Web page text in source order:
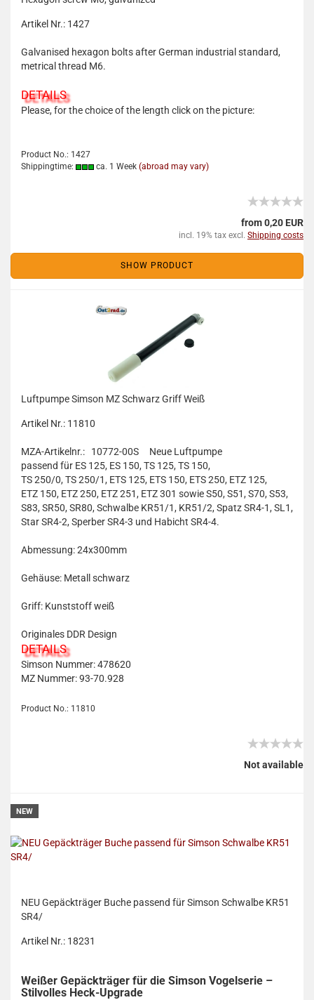
Artikel Nr.: 1427
Galvanised hexagon bolts after German industrial standard,
metrical thread M6.
DETAILS
Please, for the choice of the length click on the picture:
Product No.: 1427
Shippingtime:
ca. 1 Week (abroad may vary)
from 0,20 EUR
incl. 19% tax excl. Shipping costs
SHOW PRODUCT
Luftpumpe Simson MZ Schwarz Griff Weiß
Artikel Nr.: 11810
MZA-Artikelnr.: 10772-00S
Neue Luftpumpe
passend für ES 125, ES 150, TS 125, TS 150,
TS 250/0, TS 250/1, ETS 125, ETS 150, ETS 250, ETZ 125,
ETZ 150, ETZ 250, ETZ 251, ETZ 301 sowie S50, S51, S70, S53,
S83, SR50, SR80, Schwalbe KR51/1, KR51/2, Spatz SR4-1, SL1,
Star SR4-2, Sperber SR4-3 und Habicht SR4-4.
Abmessung: 24x300mm
Gehäuse: Metall schwarz
Griff: Kunststoff weiß
Originales DDR Design
DETAILS
Simson Nummer:478620
MZ Nummer:93-70.928
Product No.: 11810
Not available
NEW
NEU Ge­päck­trä­ger Buche pas­send für Sim­son Schwal­be KR51
SR4/
Artikel Nr.: 18231
Weißer Gepäckträger für die Simson Vogelserie –
Stilvolles Heck-Upgrade